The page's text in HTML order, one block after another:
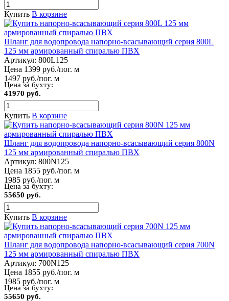
Купить В корзине
Шланг для водопровода напорно-всасывающий серия 800L
125 мм армированный спиралью ПВХ
Артикул: 800L125
Цена 1399 руб./пог. м
1497 руб./пог. м
Цена за бухту:
41970 руб.
Купить В корзине
Шланг для водопровода напорно-всасывающий серия 800N
125 мм армированный спиралью ПВХ
Артикул: 800N125
Цена 1855 руб./пог. м
1985 руб./пог. м
Цена за бухту:
55650 руб.
Купить В корзине
Шланг для водопровода напорно-всасывающий серия 700N
125 мм армированный спиралью ПВХ
Артикул: 700N125
Цена 1855 руб./пог. м
1985 руб./пог. м
Цена за бухту:
55650 руб.